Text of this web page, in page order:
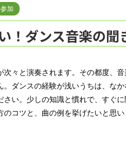
加
！ダンス音楽の聞
々と演奏されます。その都度、
。ダンスの経験が浅いうちは、な
い。少しの知識と慣れで、すぐ
コツと、曲の例を挙げたいと思い